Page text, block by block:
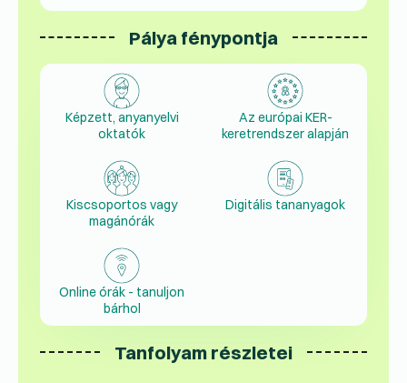
Pálya fénypontja
Képzett, anyanyelvi
oktatók
Az európai KER-
keretrendszer alapján
Kiscsoportos vagy
magánórák
Digitális tananyagok
Online órák - tanuljon
bárhol
Tanfolyam részletei